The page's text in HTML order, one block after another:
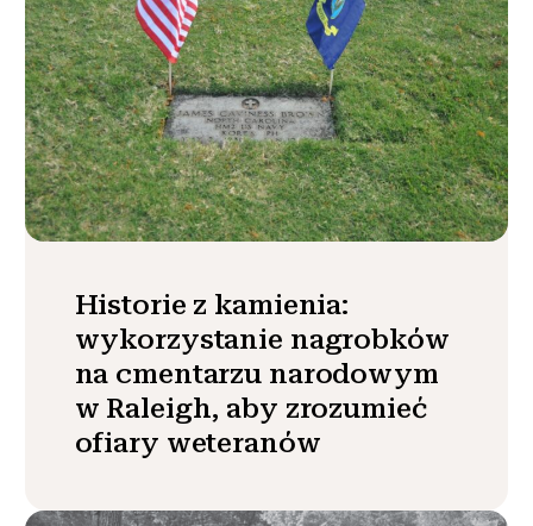
Historie z kamienia:
wykorzystanie nagrobków
na cmentarzu narodowym
w Raleigh, aby zrozumieć
ofiary weteranów